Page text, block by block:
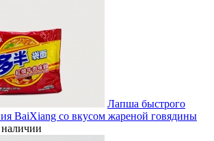
Лапша быстрого
BaiXiang со вкусом жареной говядины